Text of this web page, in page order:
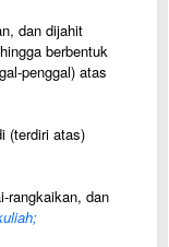
dan dijahit
berbentuk
penggal) atas
(terdiri atas)
rangkaikan, dan